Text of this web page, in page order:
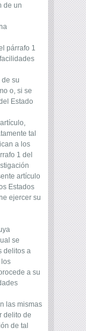
de un
párrafo 1
su
o, si se
Estado
tal
a los
1 del
artículo
Estados
ejercer su
se
delitos a
los
a su
las mismas
delito de
de tal